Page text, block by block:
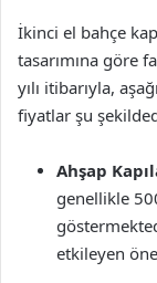
İkinci el bahçe
tasarımına göre
yılı itibarıyla,
fiyatlar şu
Ahşap
genellikle
etkileyen